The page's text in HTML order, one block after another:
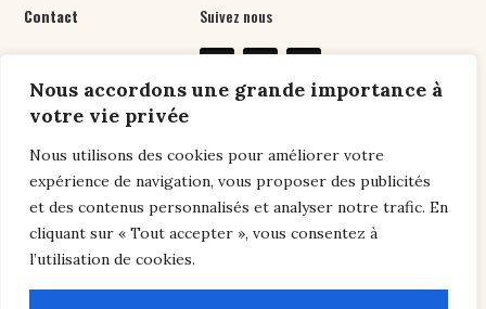
Nous accordons une grande importance à
votre vie privée
Nous utilisons des cookies pour améliorer votre
expérience de navigation, vous proposer des publicités
et des contenus personnalisés et analyser notre trafic. En
cliquant sur « Tout accepter », vous consentez à
l’utilisation de cookies.
Contact
07 61 76 24 89
contact@chansonpers
Suivez nous
Liens utiles
Conditions générales de vente
confidentialité / Conseils/FAQ